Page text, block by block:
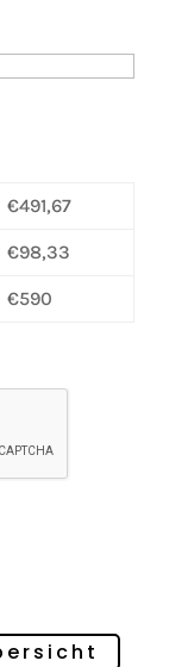
€491,67
€98,33
€590